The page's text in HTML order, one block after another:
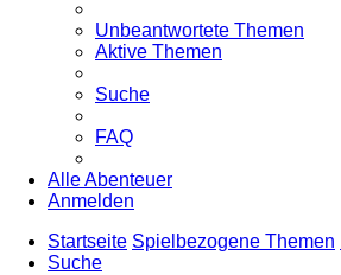
Unbeantwortete Themen
Aktive Themen
Suche
FAQ
Alle Abenteuer
Anmelden
Startseite Spielbezogene Themen
Suche